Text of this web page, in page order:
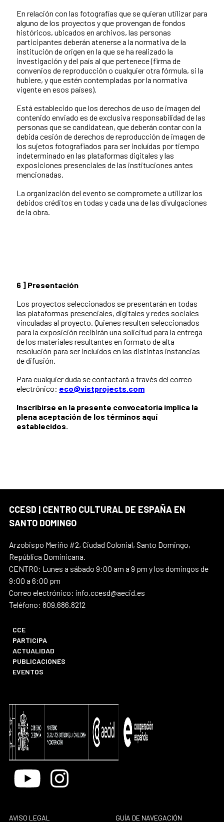
En relación con las fotografías que se quieran utilizar para
alguno de los proyectos y que provengan de fondos
históricos, ubicados en archivos, las personas
participantes deberán atenerse a la normativa de la
institución de origen en la que se ha realizado la
investigación y del país al que pertenece (firma de
convenios de reproducción o cualquier otra fórmula, si la
hubiere, y que estén contempladas por la normativa
vigente en esos países).
Está establecido que los derechos de uso de imagen del
contenido enviado es de exclusiva responsabilidad de las
personas que se candidatean, que deberán contar con la
debida cesión de derechos de reproducción de imagen de
los sujetos fotografiados para ser incluídas por tiempo
indeterminado en las plataformas digitales y las
exposiciones presenciales de las instituciones antes
mencionadas.
La organización del evento se compromete a utilizar los
debidos créditos en todas y cada una de las divulgaciones
de la obra.
6 ] Presentación
Los proyectos seleccionados se presentarán en todas
las plataformas presenciales, digitales y redes sociales
vinculadas al proyecto. Quienes resulten seleccionados
para la exposición recibirán una solicitud para la entrega
de los materiales resultantes en formato de alta
resolución para ser incluidos en las distintas instancias
de difusión.
Para cualquier duda se contactará a través del correo
electrónico: eco@vistprojects.com
Inscribirse en la presente convocatoria implica la
plena aceptación de los términos aquí
establecidos.
CCESD | CENTRO CULTURAL DE ESPAÑA EN
SANTO DOMINGO
Arzobispo Meriño #2, Ciudad Colonial, Santo Domingo,
República Dominicana.
CENTRO: Lunes a sábado 9:00 am a 9 pm y los domingos de
9:00 a 6:00 pm
Correo electrónico: info.ccesd@aecid.es
Teléfono: 809.686.8212
CCE
PARTICIPA
ACTUALIDAD
PUBLICACIONES
EVENTOS
Youtube Instagram
AVISO LEGAL
GUÍA DE NAVEGACIÓN